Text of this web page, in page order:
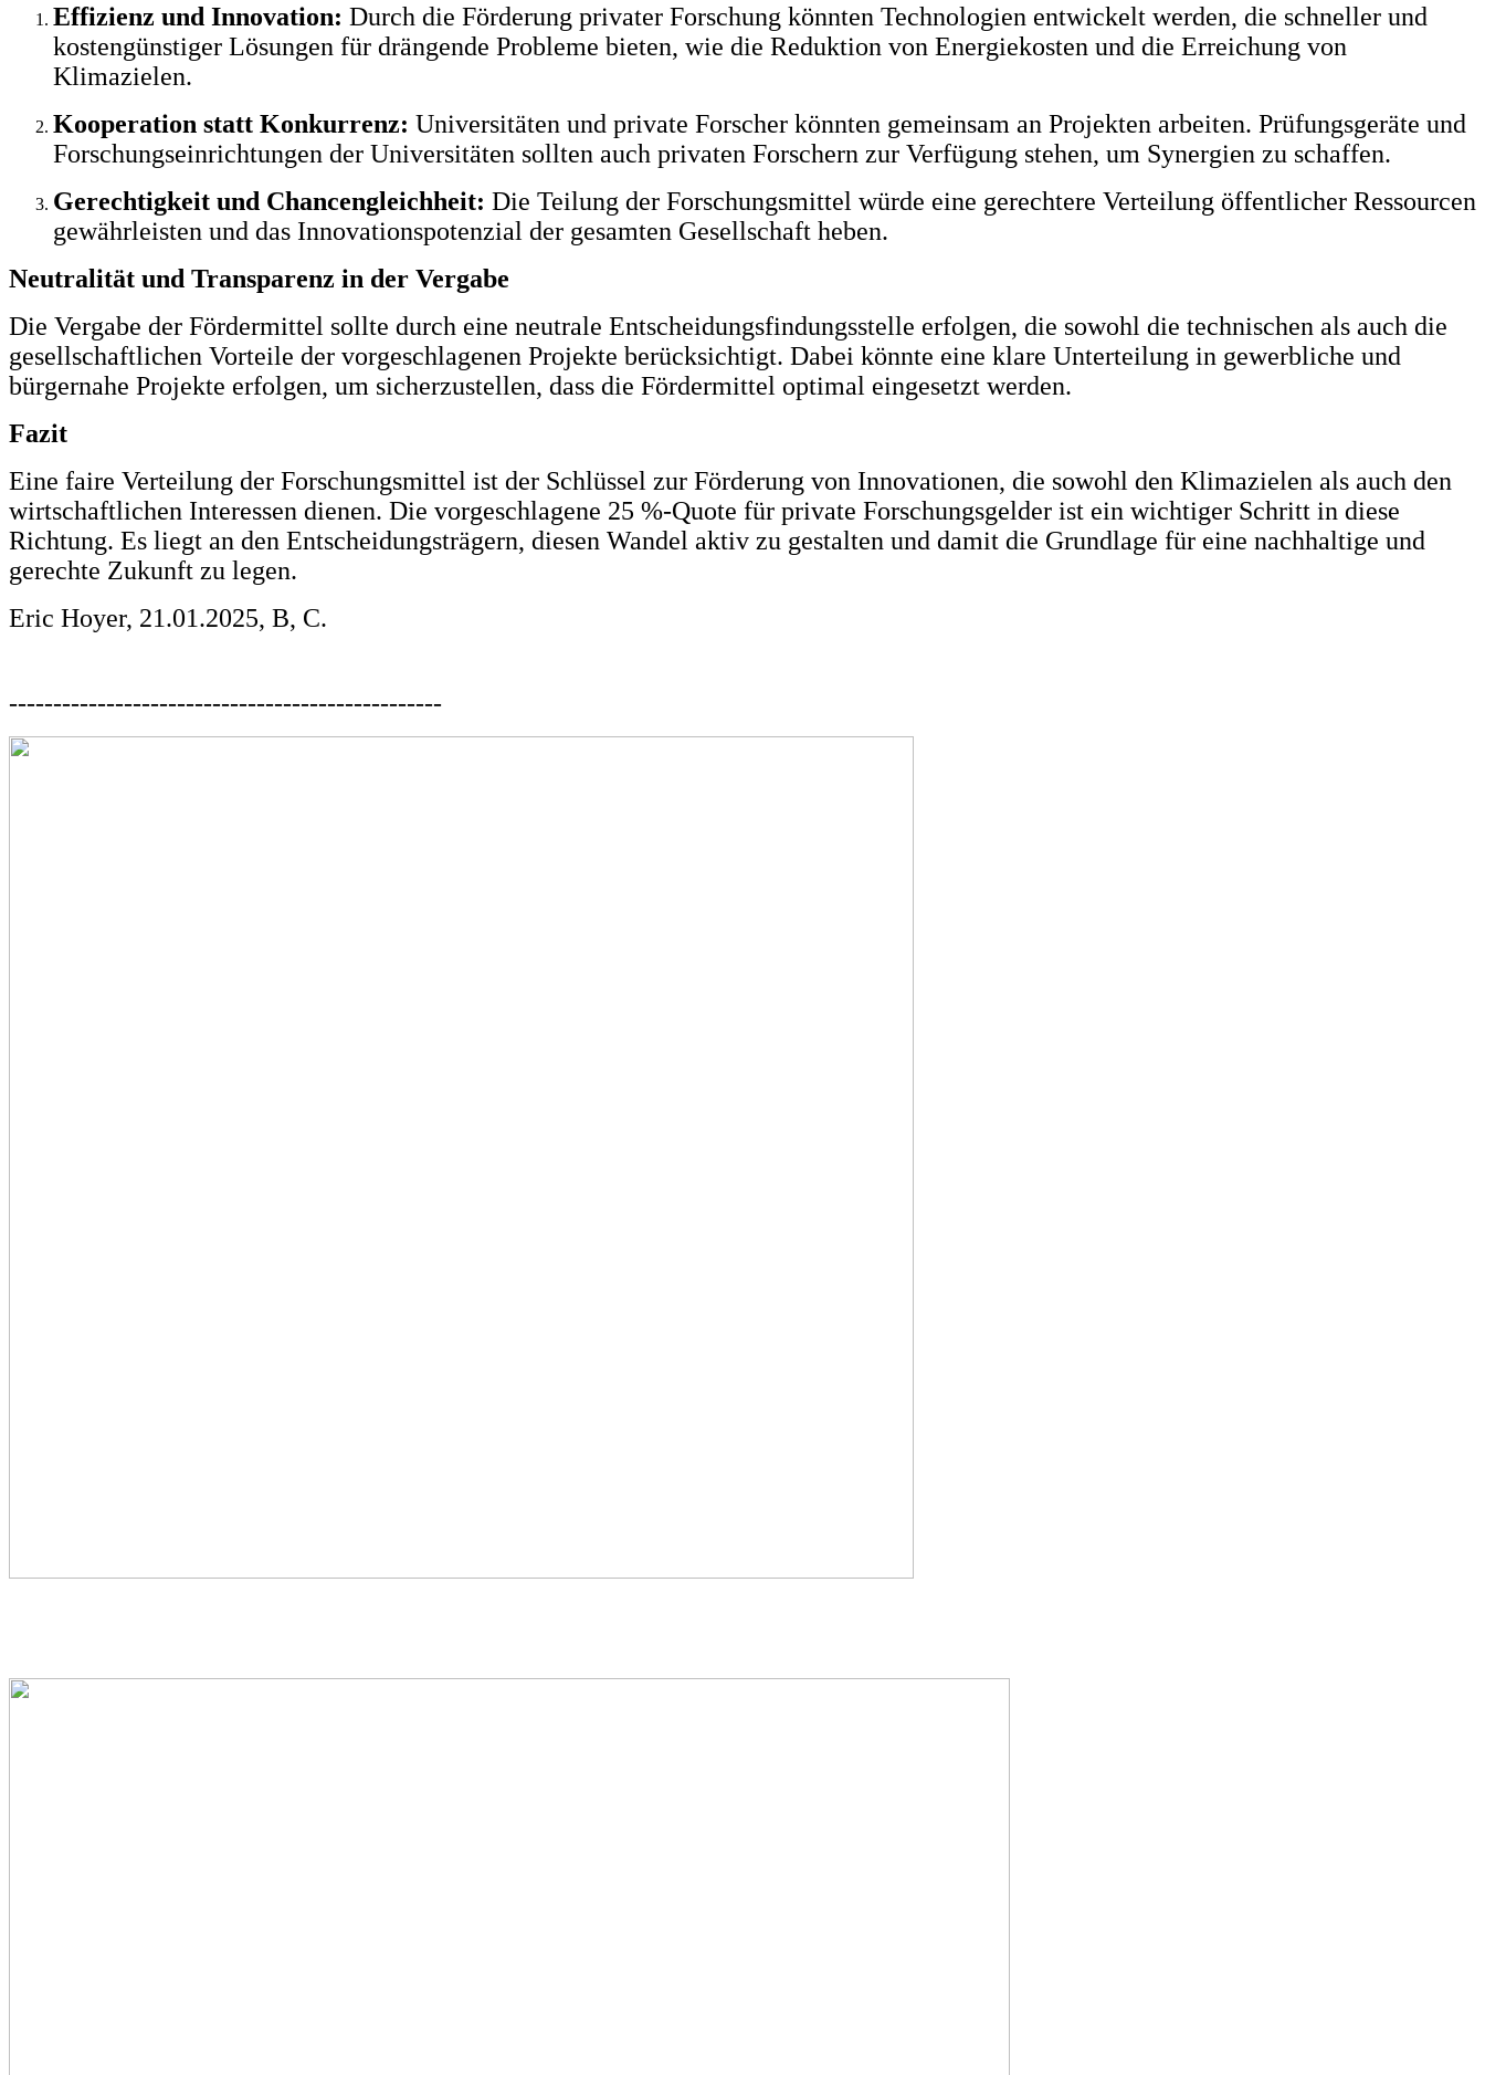
Effizienz und Innovation: Durch die Förderung privater Forschung könnten Technologien entwickelt werden, die schneller und
kostengünstiger Lösungen für drängende Probleme bieten, wie die Reduktion von Energiekosten und die Erreichung von
Klimazielen.
Kooperation statt Konkurrenz: Universitäten und private Forscher könnten gemeinsam an Projekten arbeiten. Prüfungsgeräte und
Forschungseinrichtungen der Universitäten sollten auch privaten Forschern zur Verfügung stehen, um Synergien zu schaffen.
Gerechtigkeit und Chancengleichheit: Die Teilung der Forschungsmittel würde eine gerechtere Verteilung öffentlicher Ressourcen
gewährleisten und das Innovationspotenzial der gesamten Gesellschaft heben.
Neutralität und Transparenz in der Vergabe
Die Vergabe der Fördermittel sollte durch eine neutrale Entscheidungsfindungsstelle erfolgen, die sowohl die technischen als auch die
gesellschaftlichen Vorteile der vorgeschlagenen Projekte berücksichtigt. Dabei könnte eine klare Unterteilung in gewerbliche und
bürgernahe Projekte erfolgen, um sicherzustellen, dass die Fördermittel optimal eingesetzt werden.
Fazit
Eine faire Verteilung der Forschungsmittel ist der Schlüssel zur Förderung von Innovationen, die sowohl den Klimazielen als auch den
wirtschaftlichen Interessen dienen. Die vorgeschlagene 25 %-Quote für private Forschungsgelder ist ein wichtiger Schritt in diese
Richtung. Es liegt an den Entscheidungsträgern, diesen Wandel aktiv zu gestalten und damit die Grundlage für eine nachhaltige und
gerechte Zukunft zu legen.
Eric Hoyer, 21.01.2025, B, C.
-------------------------------------------------